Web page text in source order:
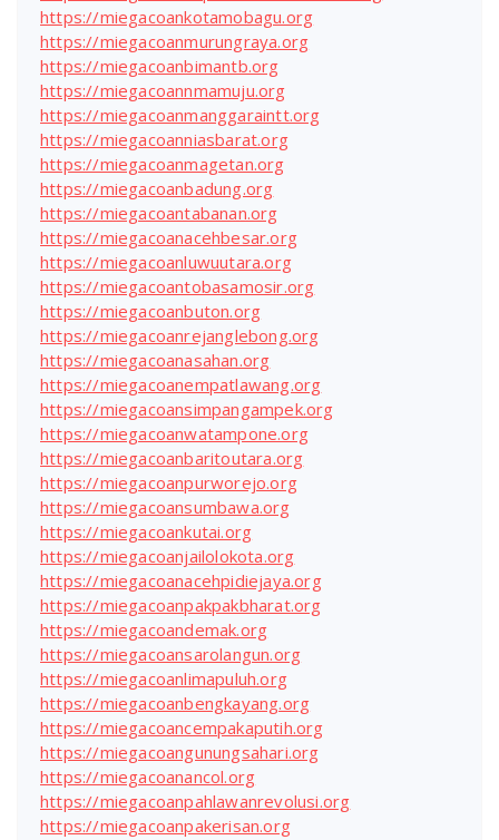
https://miegacoankotamobagu.org
https://miegacoanmurungraya.org
https://miegacoanbimantb.org
https://miegacoannmamuju.org
https://miegacoanmanggaraintt.org
https://miegacoanniasbarat.org
https://miegacoanmagetan.org
https://miegacoanbadung.org
https://miegacoantabanan.org
https://miegacoanacehbesar.org
https://miegacoanluwuutara.org
https://miegacoantobasamosir.org
https://miegacoanbuton.org
https://miegacoanrejanglebong.org
https://miegacoanasahan.org
https://miegacoanempatlawang.org
https://miegacoansimpangampek.org
https://miegacoanwatampone.org
https://miegacoanbaritoutara.org
https://miegacoanpurworejo.org
https://miegacoansumbawa.org
https://miegacoankutai.org
https://miegacoanjailolokota.org
https://miegacoanacehpidiejaya.org
https://miegacoanpakpakbharat.org
https://miegacoandemak.org
https://miegacoansarolangun.org
https://miegacoanlimapuluh.org
https://miegacoanbengkayang.org
https://miegacoancempakaputih.org
https://miegacoangunungsahari.org
https://miegacoanancol.org
https://miegacoanpahlawanrevolusi.org
https://miegacoanpakerisan.org